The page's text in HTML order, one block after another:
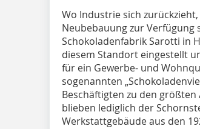
Wo Industrie sich
Neubebauung zur Verfügung
Schokoladenfabrik Sarotti in
diesem Standort eingestellt
für ein Gewerbe- und
sogenannten
Beschäftigten zu den
blieben lediglich der
Werkstattgebäude aus den